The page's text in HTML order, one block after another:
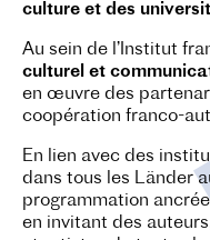
culture et des
Au sein de l’Institut
culturel et
en œuvre des
coopération franco-
En lien avec des
dans tous les Länder
programmation
en invitant des